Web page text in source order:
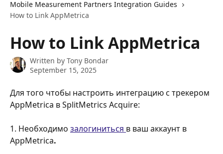
Mobile Measurement Partners Integration Guides
How to Link AppMetrica
How to Link AppMetrica
Written by Tony Bondar
September 15, 2025
Для того чтобы настроить интеграцию с трекером
AppMetrica вSplitMetrics Acquire:
1. Необходимо залогиниться в ваш аккаунт в
AppMetrica.